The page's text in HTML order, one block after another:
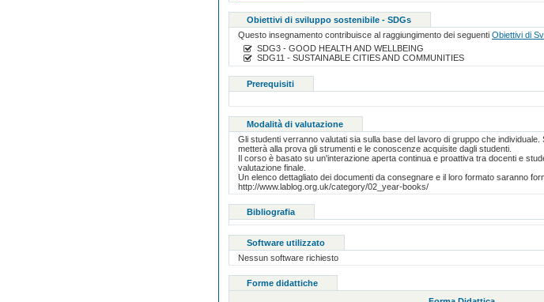
Obiettivi di sviluppo sostenibile - SDGs
Questo insegnamento contribuisce al raggiungimento dei seguenti Obiettivi di
SDG3 - GOOD HEALTH AND WELLBEING
SDG11 - SUSTAINABLE CITIES AND COMMUNITIES
Prerequisiti
Modalità di valutazione
Gli studenti verranno valutati sia sulla base del lavoro di gruppo che
metterà alla prova gli strumenti e le conoscenze acquisite dagli studenti.
Il corso è basato su un'interazione aperta continua e proattiva tra docenti e
valutazione finale.
Un elenco dettagliato dei documenti da consegnare e il loro formato saranno
http://www.lablog.org.uk/category/02_year-books/
Bibliografia
Software utilizzato
Nessun software richiesto
Forme didattiche